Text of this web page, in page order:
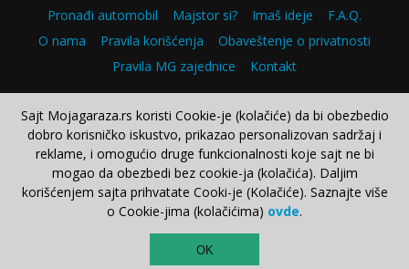
Pronađi automobil Majstor si? Imaš ideje
F.A.Q.
O nama
Pravila korišćenja
Obaveštenje o privatnosti
Pravila MG zajednice
Kontakt
Copyright © 2000–2026.
Sajt Mojagaraza.rs koristi Cookie-je (kolačiće) da bi obezbedio
dobro korisničko iskustvo, prikazao personalizovan sadržaj i
reklame, i omogućio druge funkcionalnosti koje sajt ne bi
mogao da obezbedi bez cookie-ja (kolačića). Daljim
korišćenjem sajta prihvatate Cooki-je (Kolačiće). Saznajte više
o Cookie-jima (kolačićima) ovde.
OK